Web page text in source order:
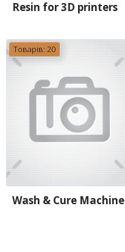
Resin for 3D printers
Товарів: 20
Wash & Cure Machine